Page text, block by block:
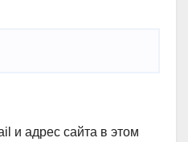
и адрес сайта в этом